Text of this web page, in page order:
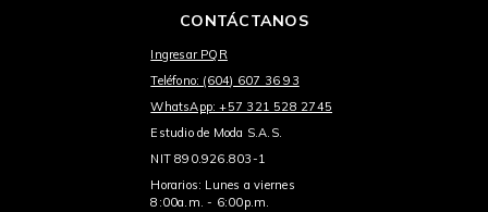
CONTÁCTANOS
Ingresar PQR
Teléfono: (604) 607 36 93
WhatsApp: +57 321 528 2745
Estudio de Moda S.A.S.
NIT 890.926.803-1
Horarios: Lunes a viernes
8:00a.m. - 6:00p.m.